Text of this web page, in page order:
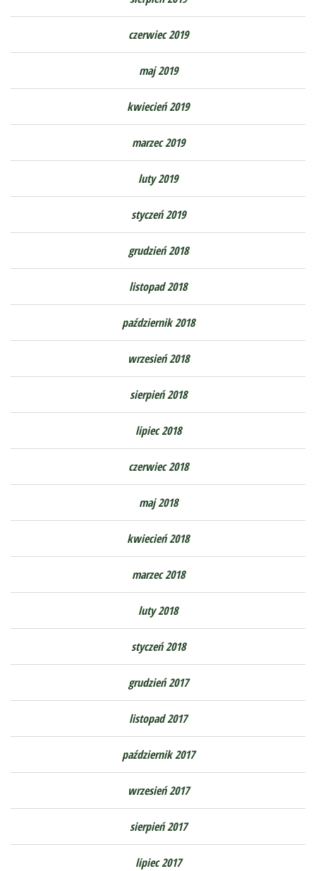
czerwiec 2019
maj 2019
kwiecień 2019
marzec 2019
luty 2019
styczeń 2019
grudzień 2018
listopad 2018
październik 2018
wrzesień 2018
sierpień 2018
lipiec 2018
czerwiec 2018
maj 2018
kwiecień 2018
marzec 2018
luty 2018
styczeń 2018
grudzień 2017
listopad 2017
październik 2017
wrzesień 2017
sierpień 2017
lipiec 2017